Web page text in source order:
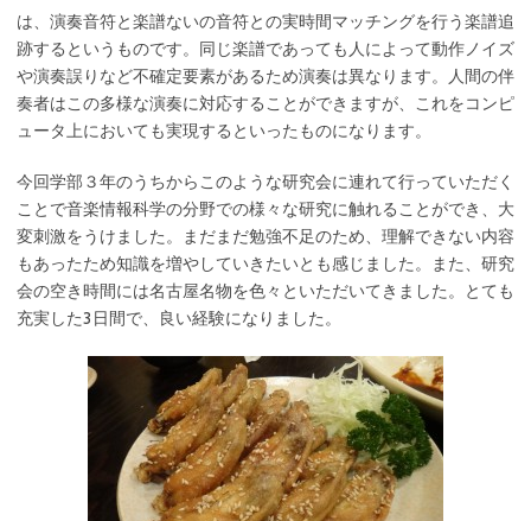
は、演奏音符と楽譜ないの音符との実時間マッチングを行う楽譜追
跡するというものです。同じ楽譜であっても人によって動作ノイズ
や演奏誤りなど不確定要素があるため演奏は異なります。人間の伴
奏者はこの多様な演奏に対応することができますが、これをコンピ
ュータ上においても実現するといったものになります。
今回学部３年のうちからこのような研究会に連れて行っていただく
ことで音楽情報科学の分野での様々な研究に触れることができ、大
変刺激をうけました。まだまだ勉強不足のため、理解できない内容
もあったため知識を増やしていきたいとも感じました。また、研究
会の空き時間には名古屋名物を色々といただいてきました。とても
充実した3日間で、良い経験になりました。